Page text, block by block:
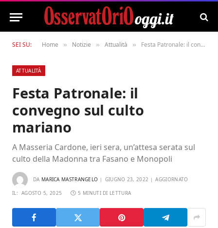
SEI SU: Home » Notizie » Attualità » Festa Patronale: il convegno sul culto mariano
ATTUALITÀ
Festa Patronale: il
convegno sul culto
mariano
A Masseria Cardone, ieri sera, un’attesa serata sul
culto della Madonna tra Fasano e Monopoli
DA MARICA MASTRANGELO GIUGNO 23, 2022 AGGIORNATO
IL: AGOSTO 5, 2025 5 MINUTI DI LETTURA